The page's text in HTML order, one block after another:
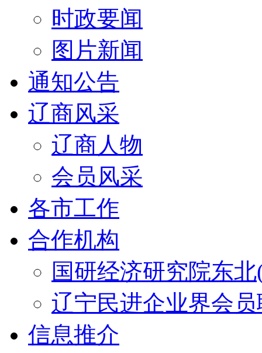
时政要闻
图片新闻
通知公告
辽商风采
辽商人物
会员风采
各市工作
合作机构
国研经济研究院东
辽宁民进企业界会
信息推介